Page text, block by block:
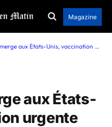
Magazine
aux États-Unis, vaccination urgente recommandée
aux États-
urgente